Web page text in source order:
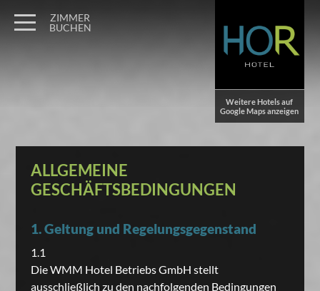
Weitere Hotels auf
Google Maps anzeigen
ZIMMER
BUCHEN
ALLGEMEINE
GESCHÄFTSBEDINGUNGEN
1. Geltung und Regelungsgegenstand
1.1
Die WMM Hotel Betriebs GmbH stellt
ausschließlich zu den nachfolgenden Bedingungen